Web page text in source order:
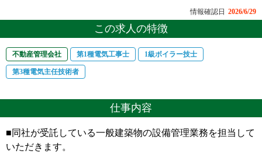
情報確認日 2026/6/29
この求人の特徴
不動産管理会社 第1種電気工事士 1級ボイラー技士
第3種電気主任技術者
仕事内容
■同社が受託している一般建築物の設備管理業務を担当して
いただきます。